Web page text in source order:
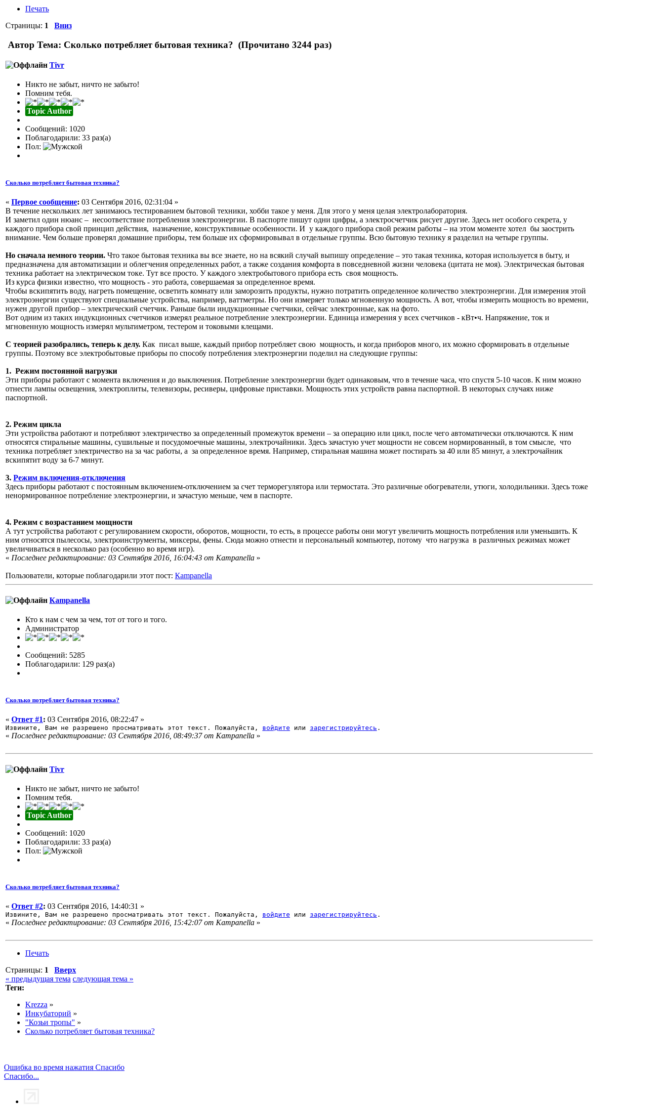
Печать
Страницы: 1 Вниз
Автор Тема: Сколько потребляет бытовая техника? (Прочитано 3244 раз)
Tivr
Никто не забыт, ничто не забыто!
Помним тебя.
Topic Author
Сообщений: 1020
Поблагодарили: 33 раз(а)
Пол:
Сколько потребляет бытовая техника?
« Первое сообщение: 03 Сентября 2016, 02:31:04 »
В течение нескольких лет занимаюсь тестированием бытовой техники, хобби такое у меня. Для этого у меня целая электролаборатория.
И заметил один нюанс – несоответствие потребления электроэнергии. В паспорте пишут одни цифры, а электросчетчик рисует другие. Здесь нет особого секрета, у
каждого прибора свой принцип действия, назначение, конструктивные особенности. И у каждого прибора свой режим работы – на этом моменте хотел бы заострить
внимание. Чем больше проверял домашние приборы, тем больше их сформировывал в отдельные группы. Всю бытовую технику я разделил на четыре группы.
Но сначала немного теории. Что такое бытовая техника вы все знаете, но на всякий случай выпишу определение – это такая техника, которая используется в быту, и
предназначена для автоматизации и облегчения определенных работ, а также создания комфорта в повседневной жизни человека (цитата не моя). Электрическая бытовая
техника работает на электрическом токе. Тут все просто. У каждого электробытового прибора есть своя мощность.
Из курса физики известно, что мощность - это работа, совершаемая за определенное время.
Чтобы вскипятить воду, нагреть помещение, осветить комнату или заморозить продукты, нужно потратить определенное количество электроэнергии. Для измерения этой
электроэнергии существуют специальные устройства, например, ваттметры. Но они измеряет только мгновенную мощность. А вот, чтобы измерить мощность во времени,
нужен другой прибор – электрический счетчик. Раньше были индукционные счетчики, сейчас электронные, как на фото.
Вот одним из таких индукционных счетчиков измерял реальное потребление электроэнергии. Единица измерения у всех счетчиков - кВт•ч. Напряжение, ток и
мгновенную мощность измерял мультиметром, тестером и токовыми клещами.
С теорией разобрались, теперь к делу. Как писал выше, каждый прибор потребляет свою мощность, и когда приборов много, их можно сформировать в отдельные
группы. Поэтому все электробытовые приборы по способу потребления электроэнергии поделил на следующие группы:
1. Режим постоянной нагрузки
Эти приборы работают с момента включения и до выключения. Потребление электроэнергии будет одинаковым, что в течение часа, что спустя 5-10 часов. К ним можно
отнести лампы освещения, электроплиты, телевизоры, ресиверы, цифровые приставки. Мощность этих устройств равна паспортной. В некоторых случаях ниже
паспортной.
2. Режим цикла
Эти устройства работают и потребляют электричество за определенный промежуток времени – за операцию или цикл, после чего автоматически отключаются. К ним
относятся стиральные машины, сушильные и посудомоечные машины, электрочайники. Здесь зачастую учет мощности не совсем нормированный, в том смысле, что
техника потребляет электричество на за час работы, а за определенное время. Например, стиральная машина может постирать за 40 или 85 минут, а электрочайник
вскипятит воду за 6-7 минут.
3. Режим включения-отключения
Здесь приборы работают с постоянным включением-отключением за счет терморегулятора или термостата. Это различные обогреватели, утюги, холодильники. Здесь тоже
ненормированное потребление электроэнергии, и зачастую меньше, чем в паспорте.
4. Режим с возрастанием мощности
А тут устройства работают с регулированием скорости, оборотов, мощности, то есть, в процессе работы они могут увеличить мощность потребления или уменьшить. К
ним относятся пылесосы, электроинструменты, миксеры, фены. Сюда можно отнести и персональный компьютер, потому что нагрузка в различных режимах может
увеличиваться в несколько раз (особенно во время игр).
« Последнее редактирование: 03 Сентября 2016, 16:04:43 от Кampanella »
Пользователи, которые поблагодарили этот пост: Кampanella
Кampanella
Кто к нам с чем за чем, тот от того и того.
Администратор
Сообщений: 5285
Поблагодарили: 129 раз(а)
Сколько потребляет бытовая техника?
« Ответ #1: 03 Сентября 2016, 08:22:47 »
Извините, Вам не разрешено просматривать этот текст. Пожалуйста, войдите или зарегистрируйтесь .
« Последнее редактирование: 03 Сентября 2016, 08:49:37 от Кampanella »
Tivr
Никто не забыт, ничто не забыто!
Помним тебя.
Topic Author
Сообщений: 1020
Поблагодарили: 33 раз(а)
Пол:
Сколько потребляет бытовая техника?
« Ответ #2: 03 Сентября 2016, 14:40:31 »
Извините, Вам не разрешено просматривать этот текст. Пожалуйста, войдите или зарегистрируйтесь .
« Последнее редактирование: 03 Сентября 2016, 15:42:07 от Кampanella »
Печать
Страницы: 1
Вверх
« предыдущая тема следующая тема »
Теги:
Krezza »
Инкубаторий »
"Козьи тропы" »
Сколько потребляет бытовая техника?
Ошибка во время нажатия Спасибо
Спасибо...